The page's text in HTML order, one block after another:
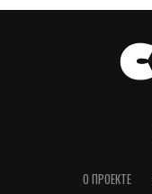
О ПРОЕКТЕ